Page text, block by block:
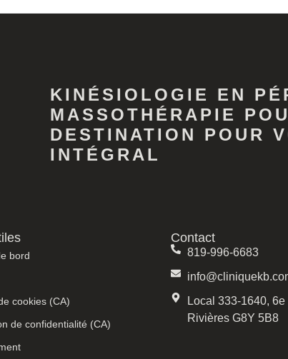
KINÉSIOLOGIE EN
MASSOTHÉRAPIE
DESTINATION POUR
INTÉGRAL
bord
cookies (CA)
de confidentialité (CA)
Contact
819-996-6683
Local 333-1640, 6e
Rivières G8Y 5B8